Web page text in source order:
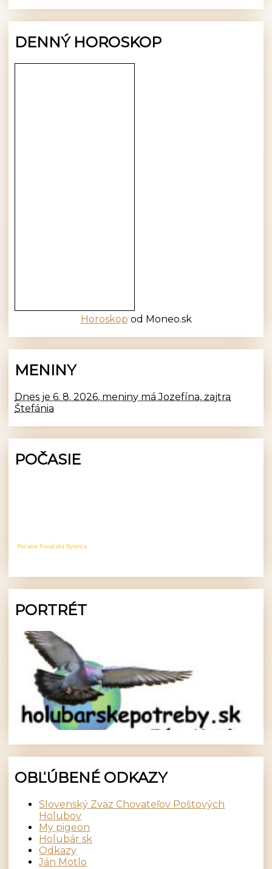
DENNÝ HOROSKOP
Horoskop od Moneo.sk
MENINY
Dnes je 6. 8. 2026, meniny má Jozefína, zajtra
Štefánia
POČASIE
Počasie Považská Bystrica
PORTRÉT
OBĽÚBENÉ ODKAZY
Slovenský Zväz Chovateľov Poštových
Holubov
My pigeon
Holubár sk
Odkazy
Ján Motlo